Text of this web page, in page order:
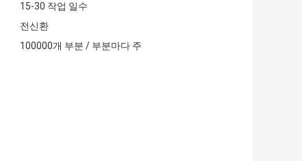
15-30 작업 일수
전신환
100000개 부분 / 부분마다 주